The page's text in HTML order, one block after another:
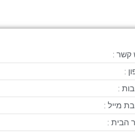
קשר :
:
:
מייל :
הבית :